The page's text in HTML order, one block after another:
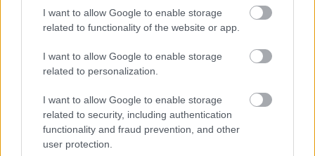
I want to allow Google to enable storage
related to functionality of the website or app.
I want to allow Google to enable storage
related to personalization.
I want to allow Google to enable storage
related to security, including authentication
functionality and fraud prevention, and other
user protection.
veszélyjelzést adott ki december 6-ára, szerdára Győr-
Moson-Sopron vármegye területére, mivel akár az öt
centimétert meghaladó havazás várható. Jelentős
havazás, valamint fagypont körüli hőmérséklet esetén a
parkolóházak bejáratainál, le- és felhajtó rámpáinál,
valamint nyitott tetőszintjein fokozott